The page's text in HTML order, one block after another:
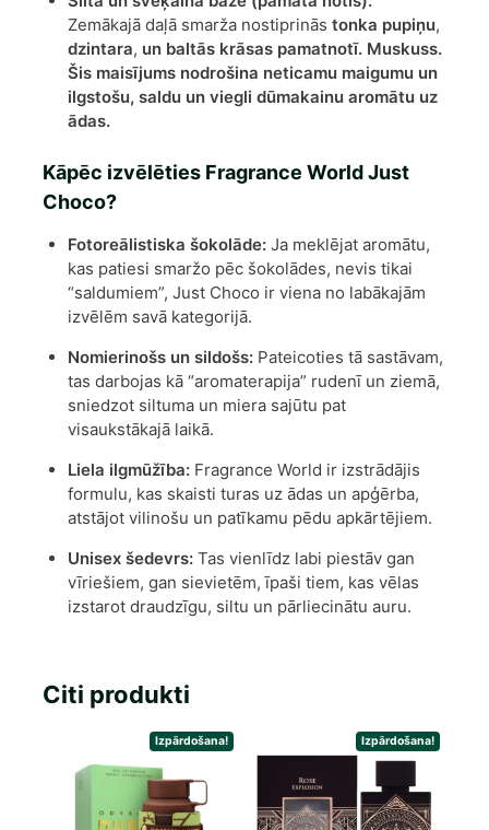
Zemākajā daļā smarža nostiprinās tonka pupiņu,
dzintara, un baltās krāsas pamatnotī. Muskuss.
Šis maisījums nodrošina neticamu maigumu un
ilgstošu, saldu un viegli dūmakainu aromātu uz
ādas.
Kāpēc izvēlēties Fragrance World Just
Choco?
Fotoreālistiska šokolāde:Ja meklējat aromātu,
kas patiesi smaržo pēc šokolādes, nevis tikai
“saldumiem”, Just Choco ir viena no labākajām
izvēlēm savā kategorijā.
Nomierinošs un sildošs:Pateicoties tā sastāvam,
tas darbojas kā “aromaterapija” rudenī un ziemā,
sniedzot siltuma un miera sajūtu pat
visaukstākajā laikā.
Liela ilgmūžība:Fragrance World ir izstrādājis
formulu, kas skaisti turas uz ādas un apģērba,
atstājot vilinošu un patīkamu pēdu apkārtējiem.
Unisex šedevrs:Tas vienlīdz labi piestāv gan
vīriešiem, gan sievietēm, īpaši tiem, kas vēlas
izstarot draudzīgu, siltu un pārliecinātu auru.
Citi produkti
Izpārdošana! Izpārdošana!